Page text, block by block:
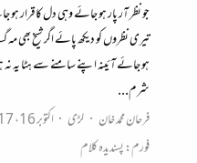
جو نظر آر پار ہو جائے وہی دل کا قرار
تیری نظروں کو دیکھ پائے اگر شیخ بھی
ہو جائے آئینہ اپنے سامنے سے ہٹا یہ نہ
شرم...
فرحان محمد خان
لڑی اکتوبر 16، 2017
فورم:پسندیدہ کلام